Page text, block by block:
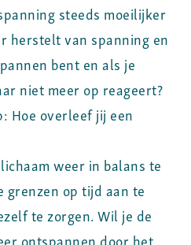
steeds moeilijker
herstelt van spanning en
bent en als je
niet meer op reageert?
Hoe overleef jij een
weer in balans te
grenzen op tijd aan te
te zorgen. Wil je de
ontspannen door het